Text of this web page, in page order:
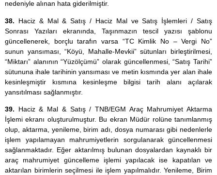
nedeniyle alınan hata giderilmiştir.
38. Haciz & Mal & Satış / Haciz Mal ve Satış İşlemleri / Satış
Sonrası Yazıları ekranında, Taşınmazın tescil yazısı şablonu
güncellenerek, borçlu tarafın varsa “TC Kimlik No – Vergi No”
sunun yansıması, “Köyü, Mahalle-Mevkii” sütunları birleştirilmesi,
“Miktarı” alanının “Yüzölçümü” olarak güncellenmesi, “Satış Tarihi”
sütununa ihale tarihinin yansıması ve metin kısmında yer alan ihale
kesinleşmiştir kısmına kesinleşme bilgisi tarih alanı açılarak
yansıtılması sağlanmıştır.
39. Haciz & Mal & Satış / TNB/EGM Araç Mahrumiyet Aktarma
İşlemi ekranı oluşturulmuştur. Bu ekran Müdür rolüne tanımlanmış
olup, aktarma, yenileme, birim adı, dosya numarası gibi nedenlerle
işlem yapılamayan mahrumiyetlerin sorgulanarak güncellenmesi
sağlanmaktadır. Eğer aktarılmış bulunan dosyalardan kaynaklı bir
araç mahrumiyet güncelleme işlemi yapılacak ise kapatılan ve
aktarılan birimlerin seçilmesi ile işlem yapılmalıdır. Yenileme, Birim